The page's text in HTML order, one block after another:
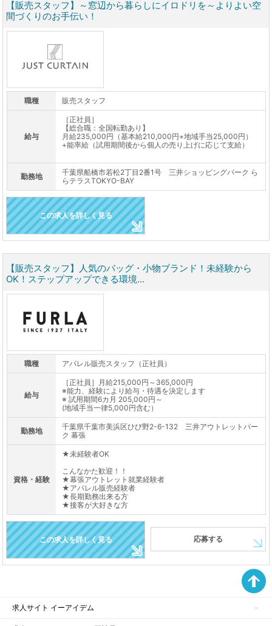
【販売スタッフ】～窓辺から暮らしにイロドリを～よりよい空
間づくりのお手伝い！
職種 販売スタッフ
給与
［正社員］
【総合職：全国転勤あり】
月給235,000円（基本給210,000円+地域手当25,000円）
+能率給（試用期間後から個人の売り上げに応じて支給）
勤務地
千葉県船橋市若松2丁目2番1号 三井ショッピングパーク ら
らテラスTOKYO-BAY
この求人を詳しく見る
【販売スタッフ】人気のバッグ・小物ブランド！未経験から
OK！ステップアップできる環境...
職種 アパレル販売スタッフ（正社員）
給与
［正社員］月給215,000円～365,000円
※能力、経験により給与・待遇を決定します
※ 試用期間6カ月 205,000円～
(地域手当一律5,000円含む）
勤務地
千葉県千葉市美浜区ひび野2-6-132 三井アウトレットパー
ク 幕張
資格・経験
★未経験者OK
こんなかた歓迎！！
★幕張アウトレット就業経験者
★アパレル販売経験者
★長期勤務出来る方
★接客が大好きな方
この求人を詳しく見る 応募する
求人サイト イーアイデム